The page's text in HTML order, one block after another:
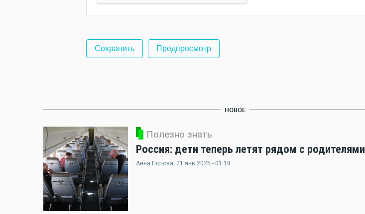
НОВОЕ
Полезно знать
Россия: дети теперь летят рядом с родителями
Анна Попова, 21 янв 2025 - 01:18